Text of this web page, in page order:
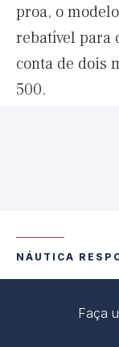
proa, o
rebatível para
conta de dois
500.
NÁUTICA
Faça